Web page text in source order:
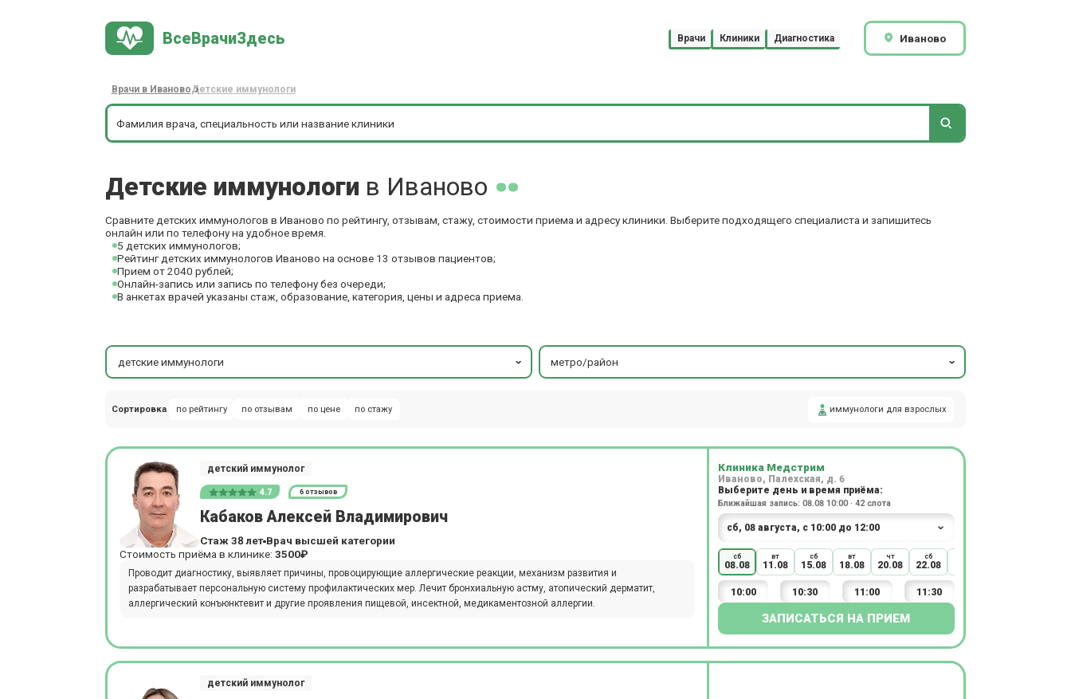
ВсеВрачиЗдесь Врачи Клиники Диагностика Иваново
Врачи в ИвановоДетские иммунологи
Детские иммунологи в Иваново
Сравните детских иммунологов в Иваново по рейтингу, отзывам, стажу, стоимости приема и адресу клиники. Выберите подходящего специалиста и запишитесь
онлайн или по телефону на удобное время.
5 детских иммунологов;
Рейтинг детских иммунологов Иваново на основе 13 отзывов пациентов;
Прием от 2040 рублей;
Онлайн-запись или запись по телефону без очереди;
В анкетах врачей указаны стаж, образование, категория, цены и адреса приема.
детские иммунологи метро/район
Сортировка по рейтингу по отзывам по цене по стажу иммунологи для взрослых
детский иммунолог
4.7 6 отзывов
Кабаков Алексей Владимирович
Стаж 38 лет Врач высшей категории
Стоимость приёма в клинике: 3500₽
Проводит диагностику, выявляет причины, провоцирующие аллергические реакции, механизм развития и
разрабатывает персональную систему профилактических мер. Лечит бронхиальную астму, атопический дерматит,
аллергический конъюнктевит и другие проявления пищевой, инсектной, медикаментозной аллергии.
Клиника Медстрим
Иваново, Палехская, д. 6
Выберите день и время приёма:
Ближайшая запись: 08.08 10:00 · 42 слота
сб
08.08
вт
11.08
сб
15.08
вт
18.08
чт
20.08
сб
22.08
10:00 10:30 11:00 11:30
ЗАПИСАТЬСЯ НА ПРИЕМ
детский иммунолог